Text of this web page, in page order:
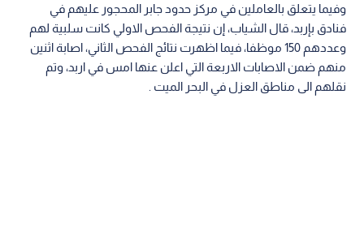
وفيما يتعلق بالعاملين في مركز حدود جابر المحجور عليهم في
فنادق بإربد، قال الشياب، إن نتيجة الفحص الاولي كانت سلبية لهم
وعددهم 150 موظفا، فيما اظهرت نتائج الفحص الثاني، اصابة اثنين
منهم ضمن الاصابات الاربعة التي اعلن عنها امس في اربد، وتم
نقلهم الى مناطق العزل في البحر الميت .